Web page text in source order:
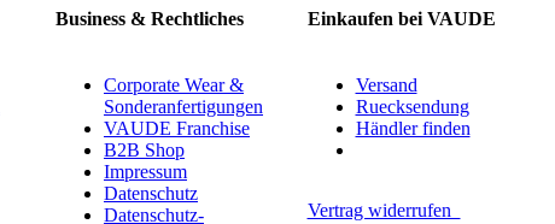
Business & Rechtliches
Corporate Wear &
Sonderanfertigungen
VAUDE Franchise
B2B Shop
Impressum
Datenschutz
Datenschutz-
Einkaufen bei VAUDE
Versand
Ruecksendung
Händler finden
Vertrag widerrufen